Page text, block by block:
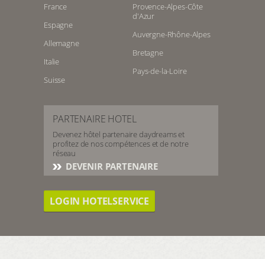
France
Espagne
Allemagne
Italie
Suisse
Provence-Alpes-Côte
d'Azur
Auvergne-Rhône-Alpes
Bretagne
Pays-de-la-Loire
PARTENAIRE HOTEL
Devenez hôtel partenaire daydreams et
profitez de nos compétences et de notre
réseau
DEVENIR PARTENAIRE
LOGIN HOTELSERVICE